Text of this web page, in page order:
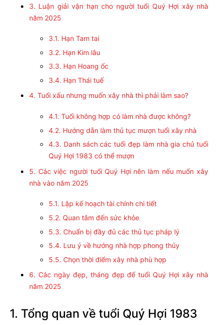
3. Luận giải vận hạn cho người tuổi Quý Hợi xây nhà
năm 2025
3.1. Hạn Tam tai
3.2. Hạn Kim lâu
3.3. Hạn Hoang ốc
3.4. Hạn Thái tuế
4. Tuổi xấu nhưng muốn xây nhà thì phải làm sao?
4.1. Tuổi không hợp có làm nhà được không?
4.2. Hướng dẫn làm thủ tục mượn tuổi xây nhà
4.3. Danh sách các tuổi đẹp làm nhà gia chủ tuổi
Quý Hợi 1983 có thể mượn
5. Các việc người tuổi Quý Hợi nên làm nếu muốn xây
nhà vào năm 2025
5.1. Lập kế hoạch tài chính chi tiết
5.2. Quan tâm đến sức khỏe
5.3. Chuẩn bị đầy đủ các thủ tục pháp lý
5.4. Lưu ý về hướng nhà hợp phong thủy
5.5. Chọn thời điểm xây nhà phù hợp
6. Các ngày đẹp, tháng đẹp để tuổi Quý Hợi xây nhà
năm 2025
1. Tổng quan về tuổi Quý Hợi 1983